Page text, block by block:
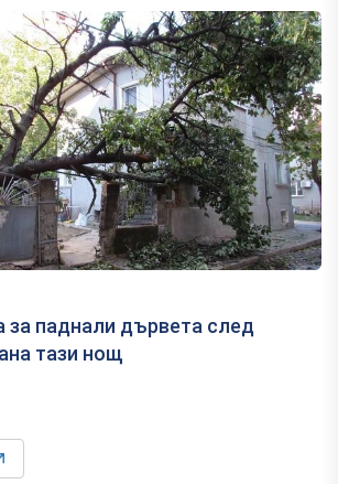
за паднали дървета след
тази нощ